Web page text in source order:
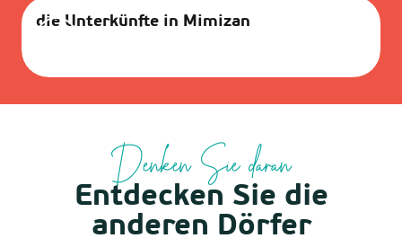
die Unterkünfte in Mimizan
Denken Sie daran
Entdecken Sie die
anderen Dörfer